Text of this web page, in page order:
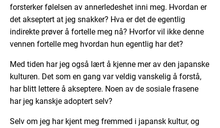
forsterker følelsen av annerledeshet inni meg. Hvordan er
det akseptert at jeg snakker? Hva er det de egentlig
indirekte prøver å fortelle meg nå? Hvorfor vil ikke denne
vennen fortelle meg hvordan hun egentlig har det?
Med tiden har jeg også lært å kjenne mer av den japanske
kulturen. Det som en gang var veldig vanskelig å forstå,
har blitt lettere å akseptere. Noen av de sosiale frasene
har jeg kanskje adoptert selv?
Selv om jeg har kjent meg fremmed i japansk kultur, og